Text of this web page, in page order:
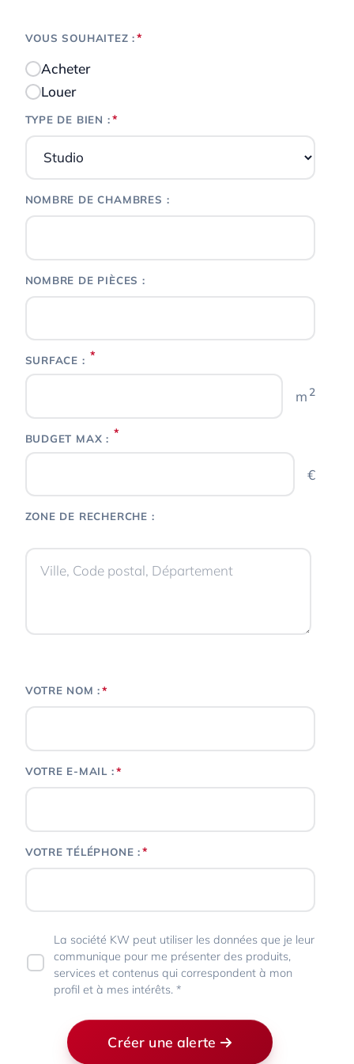
VOUS SOUHAITEZ : *
Acheter
Louer
TYPE DE BIEN :*
NOMBRE DE CHAMBRES :
NOMBRE DE PIÈCES :
SURFACE : *
m 2
BUDGET MAX : *
€
ZONE DE RECHERCHE :
VOTRE NOM : *
VOTRE E-MAIL :*
VOTRE TÉLÉPHONE :*
La société KW peut utiliser les données que je leur
communique pour me présenter des produits,
services et contenus qui correspondent à mon
profil et à mes intérêts. *
Créer une alerte